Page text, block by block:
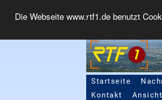
Die Webseite www.rtf1.de benutzt
Seitennavigation
Startseite
Kontakt
Ansicht